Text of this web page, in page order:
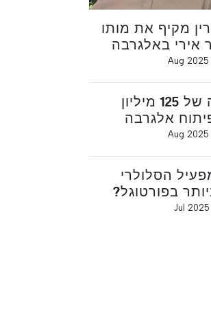
מקיף את מותו
אירי באלגרבה
השקעה של 125 מיליון
אלגרבה
הסלולרי
בפורטוגל?